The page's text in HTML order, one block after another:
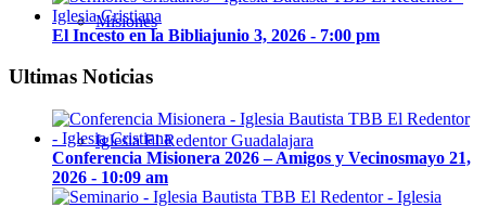
Misiones
Iglesia El Redentor Guadalajara
El Incesto en la Bibliajunio 3, 2026 - 7:00 pm
Ultimas Noticias
Conferencia Misionera 2026 – Amigos y Vecinosmayo 21,
2026 - 10:09 am